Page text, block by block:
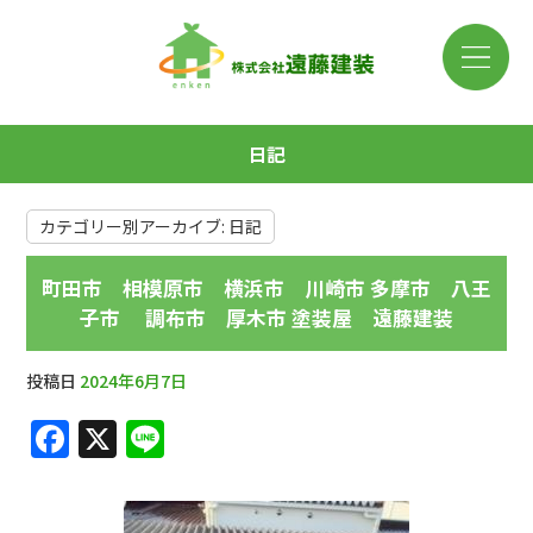
日記
カテゴリー別アーカイブ: 日記
町田市 相模原市 横浜市 川崎市 多摩市 八王
子市 調布市 厚木市 塗装屋 遠藤建装
投稿日 2024年6月7日
F
a
X
e